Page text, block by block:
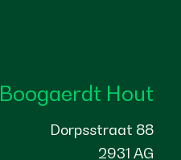
Boogaerdt Hout
Dorpsstraat 88
2931 AG